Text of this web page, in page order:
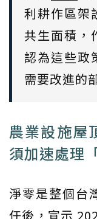
利耕作區架
共生面積，
認為這些政
需要改進的
農業設施屋
須加速處理
淨零是整個台
任後，宣示